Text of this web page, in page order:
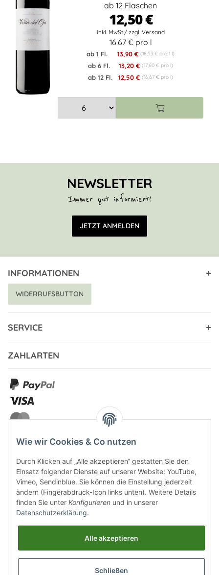
ab 12 Flaschen
12,50 €
16.67 € pro l
ab 1 Fl. 13,90 € (18,53 € pro 1 l)
ab 6 Fl. 13,20 € (17,60 € pro l)
ab 12 Fl. 12,50 € (16,67 € pro l)
NEWSLETTER
Immer gut informiert!
E-Mail Adresse
JETZT ANMELDEN
INFORMATIONEN
WIDERRUFSBUTTON
SERVICE
ZAHLARTEN
VERSANDARTEN
Sichere Zahlung
Wie wir Cookies & Co nutzen
Durch Klicken auf „Alle akzeptieren“ gestatten Sie den
Einsatz folgender Dienste auf unserer Website: YouTube,
Vimeo, Sendinblue. Sie können die Einstellung jederzeit
ändern (Fingerabdruck-Icon links unten). Weitere Details
finden Sie unter Konfigurieren und in unserer
Datenschutzerklärung.
Alle akzeptieren
Schließen